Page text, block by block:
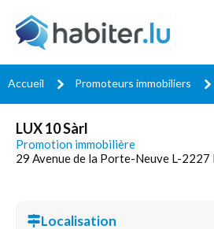
Accueil Promoteurs immobiliers
LUX 10 Sàrl
Promotion immobilière
29 Avenue de la Porte-Neuve L-2227
Localisation